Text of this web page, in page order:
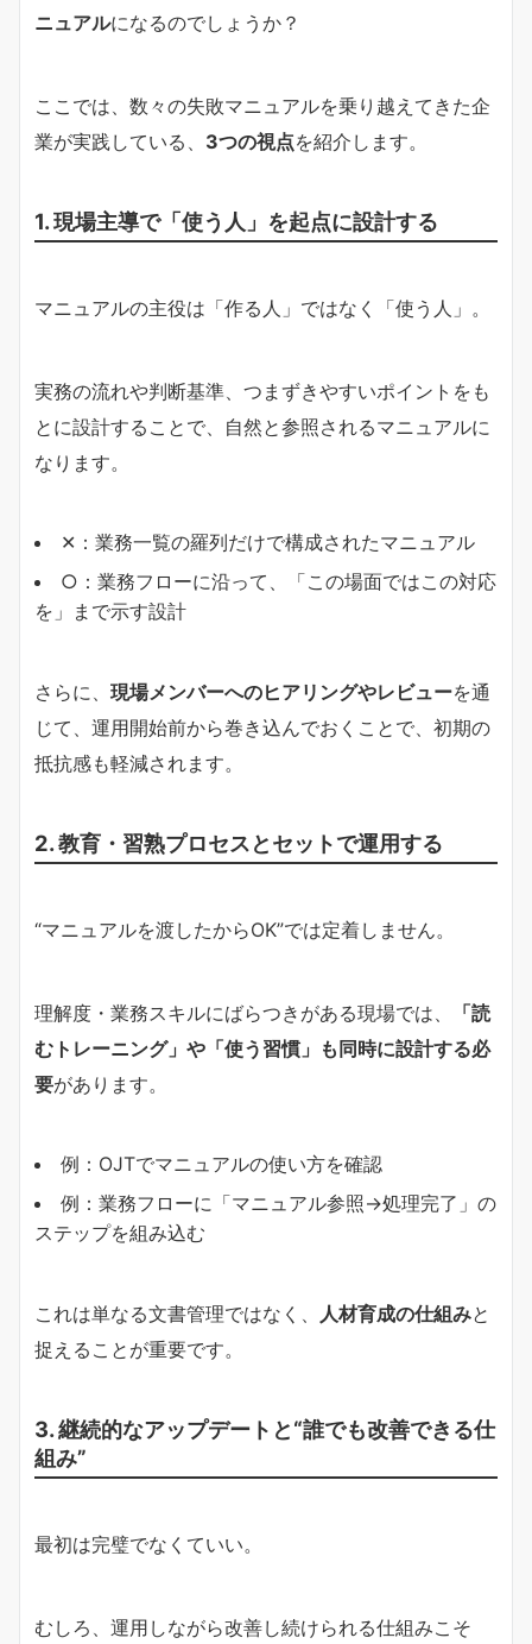
ニュアルになるのでしょうか？
ここでは、数々の失敗マニュアルを乗り越えてきた企
業が実践している、 3つの視点を紹介します。
1. 現場主導で「使う人」を起点に設計する
マニュアルの主役は「作る人」ではなく「使う人」。
実務の流れや判断基準、つまずきやすいポイントをも
とに設計することで、自然と参照されるマニュアルに
なります。
✕：業務一覧の羅列だけで構成されたマニュアル
○：業務フローに沿って、「この場面ではこの対応
を」まで示す設計
さらに、 現場メンバーへのヒアリングやレビューを通
じて、運用開始前から巻き込んでおくことで、初期の
抵抗感も軽減されます。
2. 教育・習熟プロセスとセットで運用する
“マニュアルを渡したからOK”では定着しません。
理解度・業務スキルにばらつきがある現場では、
「読
むトレーニング」や「使う習慣」も同時に設計する必
要があります。
例：OJTでマニュアルの使い方を確認
例：業務フローに「マニュアル参照→処理完了」の
ステップを組み込む
これは単なる文書管理ではなく、 人材育成の仕組みと
捉えることが重要です。
3. 継続的なアップデートと“誰でも改善できる仕
組み”
最初は完璧でなくていい。
むしろ、運用しながら改善し続けられる仕組みこそ